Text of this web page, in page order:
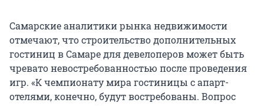
Самарские аналитики рынка недвижимости
отмечают, что строительство дополнительных
гостиниц в Самаре для девелоперов может быть
чревато невостребованностью после проведения
игр. «К чемпионату мира гостиницы с апарт-
отелями, конечно, будут востребованы. Вопрос